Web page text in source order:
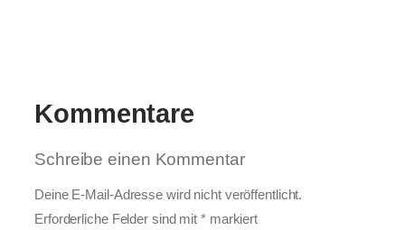
Kommentare
Schreibe einen Kommentar
Deine E-Mail-Adresse wird nicht veröffentlicht.
Erforderliche Felder sind mit *markiert